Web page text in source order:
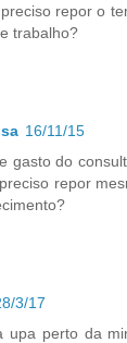
repor o
trabalho?
16/11/15
gasto do
repor
3/17
upa perto da